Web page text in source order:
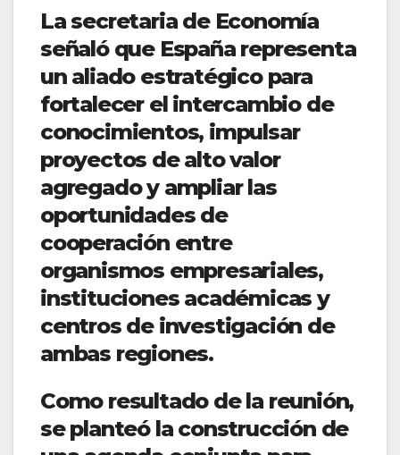
La secretaria de Economía
señaló que España representa
un aliado estratégico para
fortalecer el intercambio de
conocimientos, impulsar
proyectos de alto valor
agregado y ampliar las
oportunidades de
cooperación entre
organismos empresariales,
instituciones académicas y
centros de investigación de
ambas regiones.
Como resultado de la reunión,
se planteó la construcción de